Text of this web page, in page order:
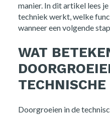
manier. In dit artikel lees
techniek werkt, welke
wanneer een volgende
WAT
TECHNISCHE
Doorgroeien in de